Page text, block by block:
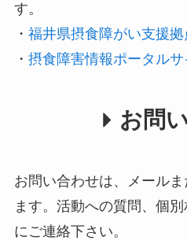
す。
・ 福井県摂食障がい支援
・ 摂食障害情報ポータルサ
お問
お問い合わせは、メール
ます。活動への質問、個
にご連絡下さい。